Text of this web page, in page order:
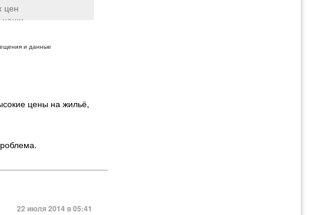
цен
наши
в основном
желающие могли
цены на жильё,
22 июля 2014 в 05:41
и данные